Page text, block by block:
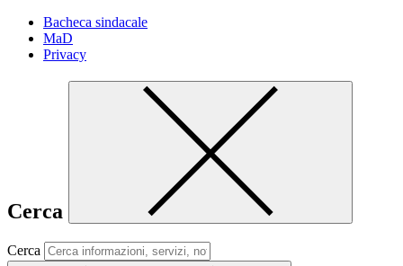
Bacheca sindacale
MaD
Privacy
Cerca
Cerca